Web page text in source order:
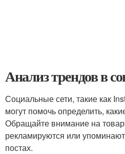
Анализ трендов в
Социальные сети, такие как
могут помочь определить,
Обращайте внимание на
рекламируются или
постах.